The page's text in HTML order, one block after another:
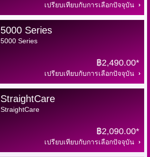
เปรียบเทียบกับการเลือกปัจจุบัน
5000 Series
5000 Series
฿2,490.00*
เปรียบเทียบกับการเลือกปัจจุบัน
StraightCare
StraightCare
฿2,090.00*
เปรียบเทียบกับการเลือกปัจจุบัน